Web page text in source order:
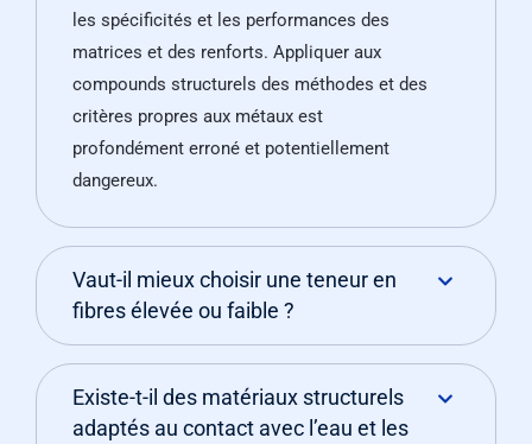
les spécificités et les performances des
matrices et des renforts. Appliquer aux
compounds structurels des méthodes et des
critères propres aux métaux est
profondément erroné et potentiellement
dangereux.
Vaut-il mieux choisir une teneur en
fibres élevée ou faible ?
Existe-t-il des matériaux structurels
adaptés au contact avec l’eau et les